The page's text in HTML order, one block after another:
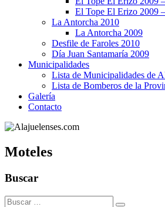
El Tope El Erizo 2009
La Antorcha 2010
La Antorcha 2009
Desfile de Faroles 2010
Día Juan Santamaría 2009
Municipalidades
Lista de Municipalidades de
Lista de Bomberos de la
Galería
Contacto
Moteles
Buscar
Buscar: